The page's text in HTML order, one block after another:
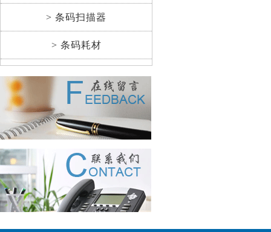
> 条码扫描器
> 条码耗材